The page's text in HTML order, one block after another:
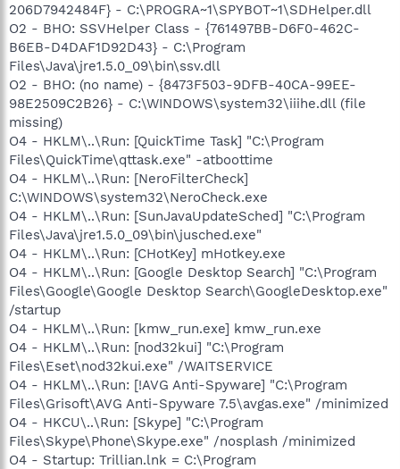
206D7942484F} - C:\PROGRA~1\SPYBOT~1\SDHelper.dll
O2 - BHO: SSVHelper Class - {761497BB-D6F0-462C-
B6EB-D4DAF1D92D43} - C:\Program
Files\Java\jre1.5.0_09\bin\ssv.dll
O2 - BHO: (no name) - {8473F503-9DFB-40CA-99EE-
98E2509C2B26} - C:\WINDOWS\system32\iiihe.dll (file
missing)
O4 - HKLM\..\Run: [QuickTime Task] "C:\Program
Files\QuickTime\qttask.exe" -atboottime
O4 - HKLM\..\Run: [NeroFilterCheck]
C:\WINDOWS\system32\NeroCheck.exe
O4 - HKLM\..\Run: [SunJavaUpdateSched] "C:\Program
Files\Java\jre1.5.0_09\bin\jusched.exe"
O4 - HKLM\..\Run: [CHotKey] mHotkey.exe
O4 - HKLM\..\Run: [Google Desktop Search] "C:\Program
Files\Google\Google Desktop Search\GoogleDesktop.exe"
/startup
O4 - HKLM\..\Run: [kmw_run.exe] kmw_run.exe
O4 - HKLM\..\Run: [nod32kui] "C:\Program
Files\Eset\nod32kui.exe" /WAITSERVICE
O4 - HKLM\..\Run: [!AVG Anti-Spyware] "C:\Program
Files\Grisoft\AVG Anti-Spyware 7.5\avgas.exe" /minimized
O4 - HKCU\..\Run: [Skype] "C:\Program
Files\Skype\Phone\Skype.exe" /nosplash /minimized
O4 - Startup: Trillian.lnk = C:\Program